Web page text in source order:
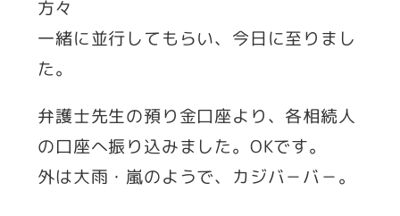
方々
一緒に並行してもらい、今日に至りまし
た。
弁護士先生の預り金口座より、各相続人
の口座へ振り込みました。OKです。
外は大雨・嵐のようで、カジバ－バ－。